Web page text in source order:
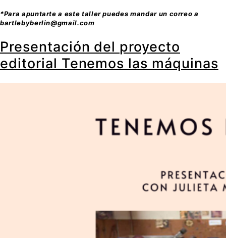
*Para apuntarte a este taller puedes mandar un correo a
bartlebyberlin@gmail.com
Presentación del proyecto
editorial Tenemos las máquinas